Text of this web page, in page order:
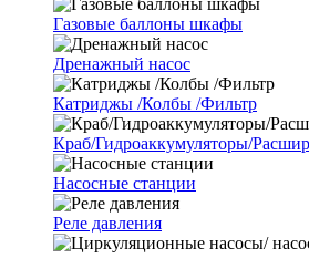
Газовые баллоны шкафы
Дренажный насос
Катриджы /Колбы /Фильтр
Краб/Гидроаккумуляторы/
Насосные станции
Реле давления